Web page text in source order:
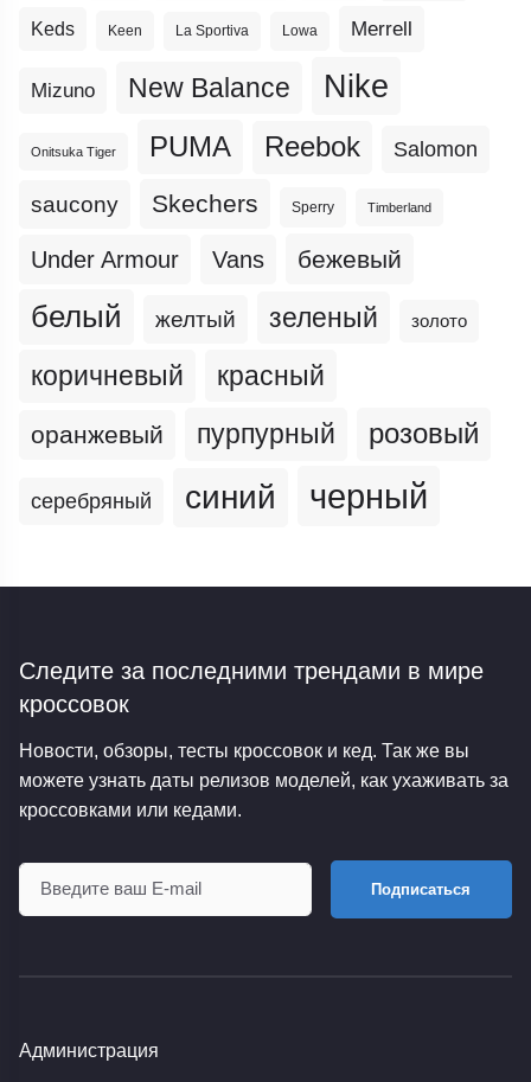
Keds Keen La Sportiva Lowa Merrell
Mizuno New Balance Nike
Onitsuka Tiger PUMA Reebok Salomon
saucony Skechers Sperry Timberland
Under Armour Vans бежевый
белый желтый зеленый золото
коричневый красный
оранжевый пурпурный розовый
серебряный синий черный
Следите за последними трендами в мире
кроссовок
Новости, обзоры, тесты кроссовок и кед. Так же вы
можете узнать даты релизов моделей, как ухаживать за
кроссовками или кедами.
Подписаться
Администрация